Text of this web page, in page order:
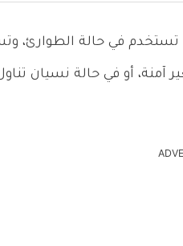
في حالة الطوارئ،
آمنة، أو في حالة نسيان